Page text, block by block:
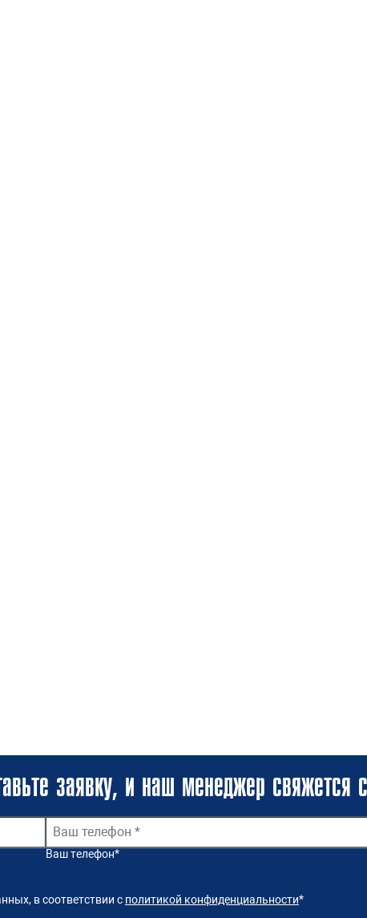
заявку, и наш менеджер свяжется
Ваш телефон*
в соответствии с политикой конфиденциальности*